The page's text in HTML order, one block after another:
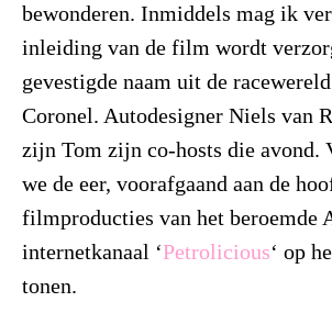
bewonderen. Inmiddels mag ik
inleiding van de film wordt
gevestigde naam uit de
Coronel. Autodesigner Niels van
zijn Tom zijn co-hosts die avond.
we de eer, voorafgaand aan de
filmproducties van het beroemde
internetkanaal ‘Petrolicious‘ op
tonen.